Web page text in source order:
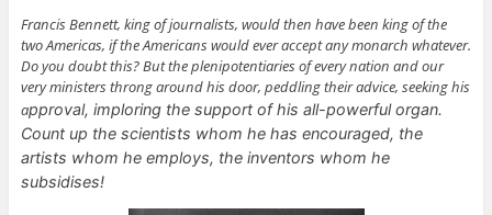
Francis Bennett, king of journalists, would then have been king of the
two Americas, if the Americans would ever accept any monarch whatever.
Do you doubt this? But the plenipotentiaries of every nation and our
very ministers throng around his door, peddling their advice, seeking his
approval, imploring the support of his all-powerful organ.
Count up the scientists whom he has encouraged, the
artists whom he employs, the inventors whom he
subsidises!